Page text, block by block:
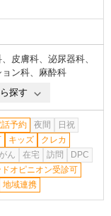
、 皮膚科、 泌尿器科、
ョン科、 麻酔科
探す
話予約 夜間
日祝
キッズ
クレカ
がん 在宅 訪問
DPC
オピニオン受診可
地域連携